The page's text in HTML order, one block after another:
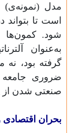
مدل (نمونه‌ی)
است تا بتواند
شود. کمون‌ها
به‌عنوان
گرفته بود، نه
ضروری جامعه
صنعتی شدن از
بحران اقتصادی